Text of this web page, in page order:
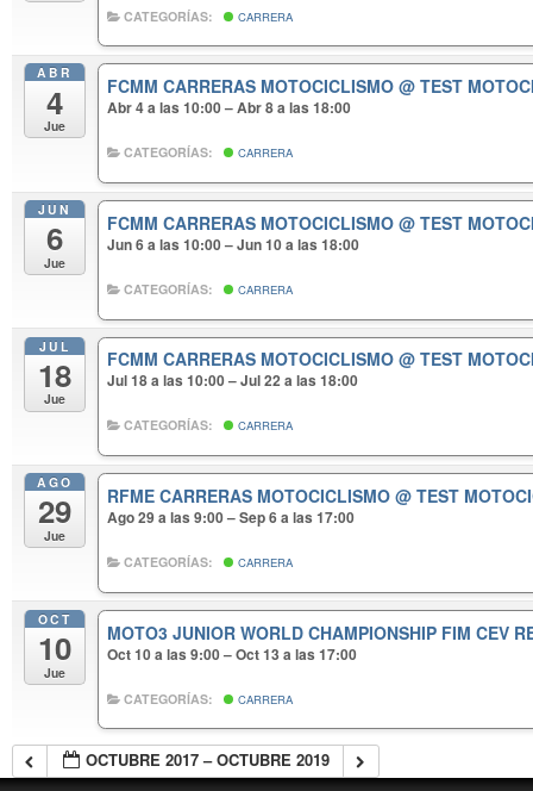
CATEGORÍAS: CARRERA
ABR
4
Jue
FCMM CARRERAS MOTOCICLISMO@ TEST
Abr 4 a las 10:00 – Abr 8 a las 18:00
CATEGORÍAS: CARRERA
JUN
6
Jue
FCMM CARRERAS MOTOCICLISMO@ TEST
Jun 6 a las 10:00 – Jun 10 a las 18:00
CATEGORÍAS: CARRERA
JUL
18
Jue
FCMM CARRERAS MOTOCICLISMO@ TEST
Jul 18 a las 10:00 – Jul 22 a las 18:00
CATEGORÍAS: CARRERA
AGO
29
Jue
RFME CARRERAS MOTOCICLISMO@ TEST
Ago 29 a las 9:00 – Sep 6 a las 17:00
CATEGORÍAS: CARRERA
OCT
10
Jue
MOTO3 JUNIOR WORLD CHAMPIONSHIP FIM CEV
Oct 10 a las 9:00 – Oct 13 a las 17:00
CATEGORÍAS: CARRERA
OCTUBRE 2017 – OCTUBRE 2019